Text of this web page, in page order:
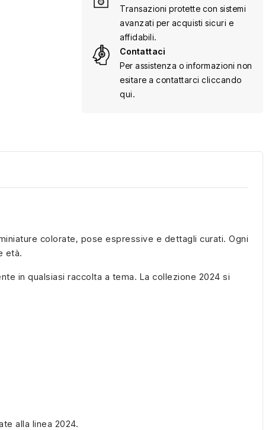
Transazioni protette con sistemi
avanzati per acquisti sicuri e
affidabili.
Contattaci
Per assistenza o informazioni non
esitare a contattarci cliccando
qui.
colorate, pose espressive e dettagli curati. Ogni
età.
in qualsiasi raccolta a tema. La collezione 2024 si
alla linea 2024.